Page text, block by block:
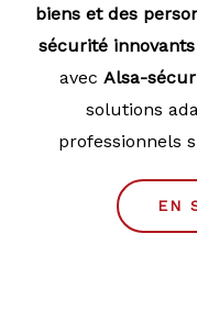
biens et des
sécurité
avec Alsa-
solutions
professionnels
EN